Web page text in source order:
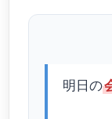
明日の